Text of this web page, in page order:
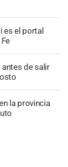
es el portal
de salir
la provincia